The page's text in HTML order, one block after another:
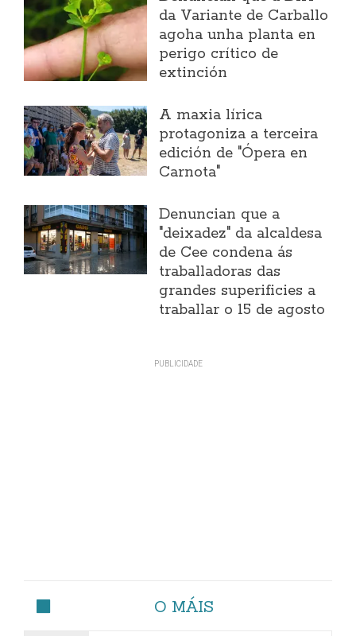
da Variante de Carballo
agoha unha planta en
perigo crítico de
extinción
A maxia lírica
protagoniza a terceira
edición de "Ópera en
Carnota"
Denuncian que a
"deixadez" da alcaldesa
de Cee condena ás
traballadoras das
grandes superificies a
traballar o 15 de agosto
O MÁIS